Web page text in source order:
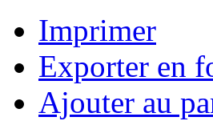
Imprimer
Exporter en
Ajouter au